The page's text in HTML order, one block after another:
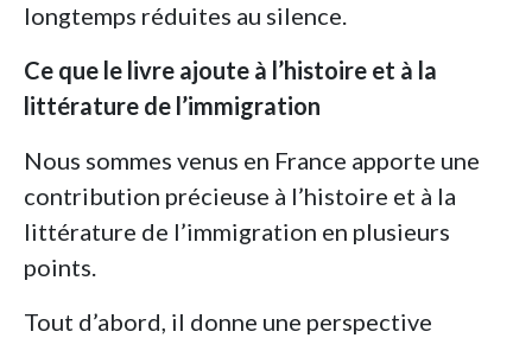
longtemps réduites au silence.
Ce que le livre ajoute à l’histoire et à la
littérature de l’immigration
Nous sommes venus en France apporte une
contribution précieuse à l’histoire et à la
littérature de l’immigration en plusieurs
points.
Tout d’abord, il donne une perspective